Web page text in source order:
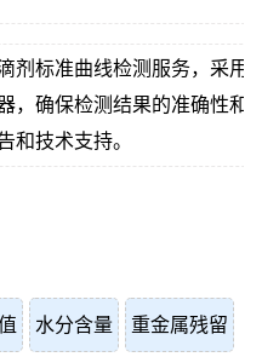
剂标准曲线检测服务，采用
，确保检测结果的准确性和
和技术支持。
水分含量 重金属残留